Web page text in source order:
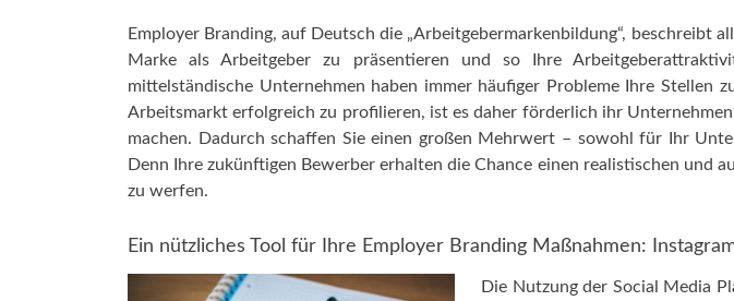
Employer Branding, auf Deutsch die „Arbeitgebermarkenbildung“, beschreibt
Marke als Arbeitgeber zu präsentieren und so Ihre
mittelständische Unternehmen haben immer häufiger Probleme Ihre Stellen
Arbeitsmarkt erfolgreich zu profilieren, ist es daher förderlich ihr
machen. Dadurch schaffen Sie einen großen Mehrwert – sowohl für Ihr
Denn Ihre zukünftigen Bewerber erhalten die Chance einen realistischen und
zu werfen.
Ein nützliches Tool für Ihre Employer Branding Maßnahmen:
Die Nutzung der Social Media